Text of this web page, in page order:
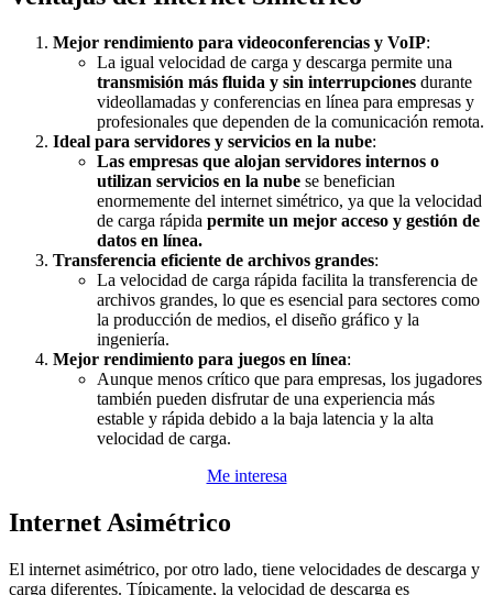
Mejor rendimiento para videoconferencias y VoIP:
La igual velocidad de carga y descarga permite una
transmisión más fluida y sin interrupciones durante
videollamadas y conferencias en línea para empresas y
profesionales que dependen de la comunicación remota.
Ideal para servidores y servicios en la nube:
Las empresas que alojan servidores internos o
utilizan servicios en la nube se benefician
enormemente del internet simétrico, ya que la velocidad
de carga rápida permite un mejor acceso y gestión de
datos en línea.
Transferencia eficiente de archivos grandes:
La velocidad de carga rápida facilita la transferencia de
archivos grandes, lo que es esencial para sectores como
la producción de medios, el diseño gráfico y la
ingeniería.
Mejor rendimiento para juegos en línea:
Aunque menos crítico que para empresas, los jugadores
también pueden disfrutar de una experiencia más
estable y rápida debido a la baja latencia y la alta
velocidad de carga.
Me interesa
Internet Asimétrico
El internet asimétrico, por otro lado, tiene velocidades de descarga y
carga diferentes. Típicamente, la velocidad de descarga es